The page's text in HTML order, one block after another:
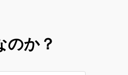
のか？